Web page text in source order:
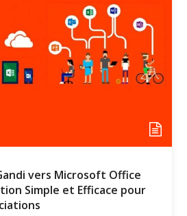
vers Microsoft Office
Simple et Efficace pour